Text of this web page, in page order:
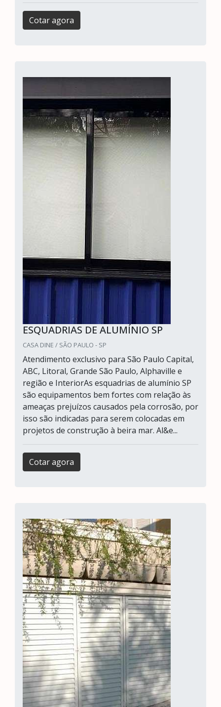
Cotar agora
ESQUADRIAS DE ALUMÍNIO SP
CASA DINE / SÃO PAULO - SP
Atendimento exclusivo para São Paulo Capital,
ABC, Litoral, Grande São Paulo, Alphaville e
região e InteriorAs esquadrias de alumínio SP
são equipamentos bem fortes com relação às
ameaças prejuízos causados pela corrosão, por
isso são indicadas para serem colocadas em
projetos de construção à beira mar. Al&e...
Cotar agora